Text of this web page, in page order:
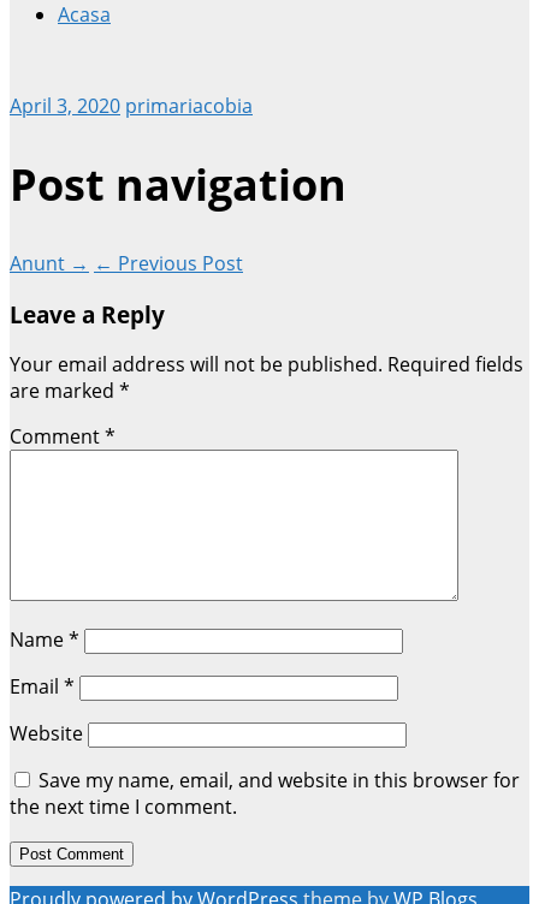
Acasa
April 3, 2020 primariacobia
Post navigation
Anunt → ← Previous Post
Leave a Reply
Your email address will not be published. Required fields
are marked *
Comment*
Name*
Email *
Website
Save my name, email, and website in this browser for
the next time I comment.